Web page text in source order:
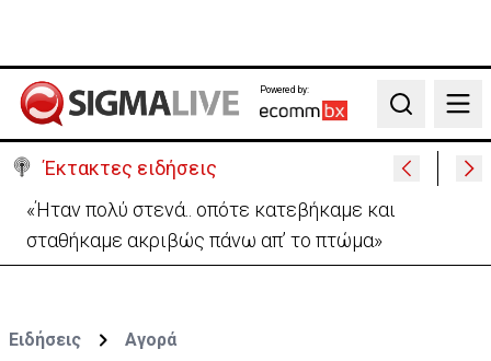
Powered by:
Search
Έκτακτες ειδήσεις
«Ήταν πολύ στενά.. οπότε κατεβήκαμε και
σταθήκαμε ακριβώς πάνω απ’ το πτώμα»
Ειδήσεις Αγορά